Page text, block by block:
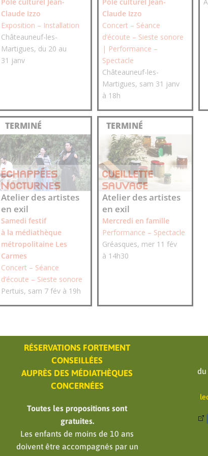
Claude Izzo
Exposition – Installation
Châteauneuf-​les-​
Martigues, du 20 au
31 janv
Claude Izzo
Concert – Séance
d’écoute – Sieste sonore
| Performance –
Spectacle
Châteauneuf-​les-​
Martigues, sam 31 janv
à 18h
ÉCHAPPÉES
NOCTURNES
Atelier des artistes
en exil
Samedi festif
à la médiathèque
métropolitaine Les
Carmes
Concert – Séance
d’écoute – Sieste sonore
Pertuis, sam 7 fév à 19h
CUEILLETTE
SAUVAGE
Atelier des artistes
en exil
Mercredi en famille
Performance – Spectacle
Gréasques, mer 11 fév
à 14h30
RÉSERVATIONS FORTEMENT
CONSEILLÉES
AUPRÈS DES MÉDIATHÈQUES
CONCERNÉES
Toutes les propositions sont
gratuites.
Les enfants de moins de 10 ans
doivent être accompagnés par un